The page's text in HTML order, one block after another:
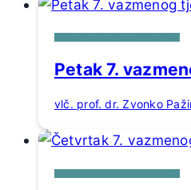
Petak 7.
vlč. prof. dr. Zvonko